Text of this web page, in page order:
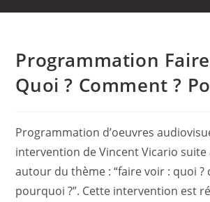
Programmation
Quoi ? Comment ?
Programmation d’oeuvres
intervention de Vincent Vicario
autour du thème : “faire voir : quoi ?
pourquoi ?”. Cette intervention est